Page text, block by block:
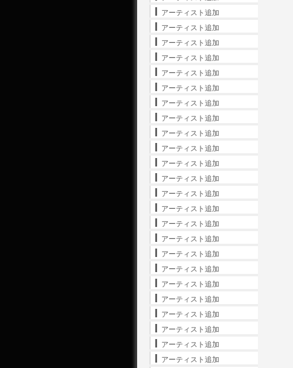
アーティスト追加
アーティスト追加
アーティスト追加
アーティスト追加
アーティスト追加
アーティスト追加
アーティスト追加
アーティスト追加
アーティスト追加
アーティスト追加
アーティスト追加
アーティスト追加
アーティスト追加
アーティスト追加
アーティスト追加
アーティスト追加
アーティスト追加
アーティスト追加
アーティスト追加
アーティスト追加
アーティスト追加
アーティスト追加
アーティスト追加
アーティスト追加